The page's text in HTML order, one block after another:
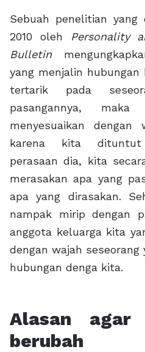
Sebuah penelitian
2010 oleh
Personality
Bulletin
yang menjalin
tertarik pada
pasangannya,
menyesuaikan dengan
karena kita
perasaan dia, kita
merasakan apa yang
apa yang dirasakan.
nampak mirip dengan
anggota keluarga kita
dengan wajah
hubungan denga kita.
Alasan
berubah